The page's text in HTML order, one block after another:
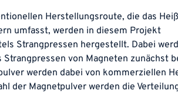
Herstellungsroute, die das
umfasst, werden in diesem Projekt
Strangpressen hergestellt. Dabei
Strangpressen von Magneten zunächst
werden dabei von kommerziellen
der Magnetpulver werden die